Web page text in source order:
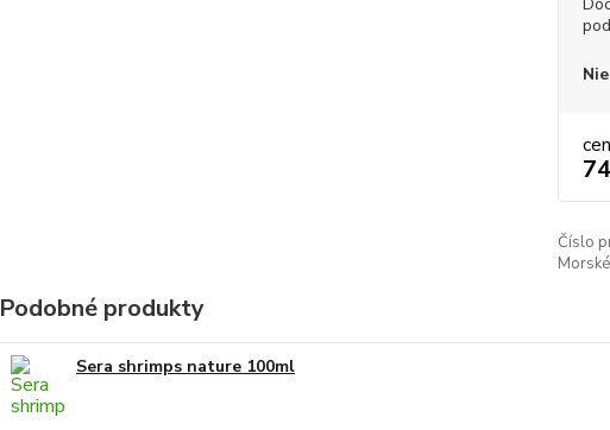
Číslo
Podobné produkty
Sera shrimps nature 100ml